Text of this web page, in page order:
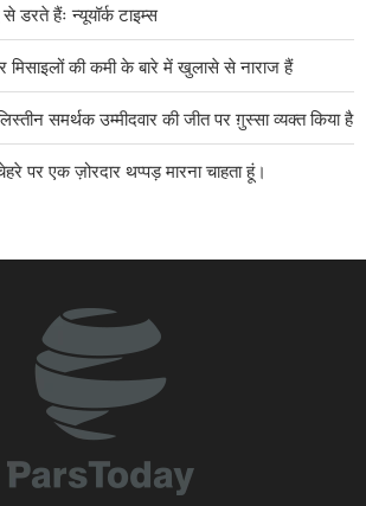
डरते हैंः न्यूयॉर्क टाइम्स
मिसाइलों की कमी के बारे में खुलासे से नाराज हैं
समर्थक उम्मीदवार की जीत पर ग़ुस्सा व्यक्त किया है
पर एक ज़ोरदार थप्पड़ मारना चाहता हूं।
में गुप्त सैन्य सहयोग
ऐसा है जो वाशिंगटन और तेहरान के बीच संबंधों में